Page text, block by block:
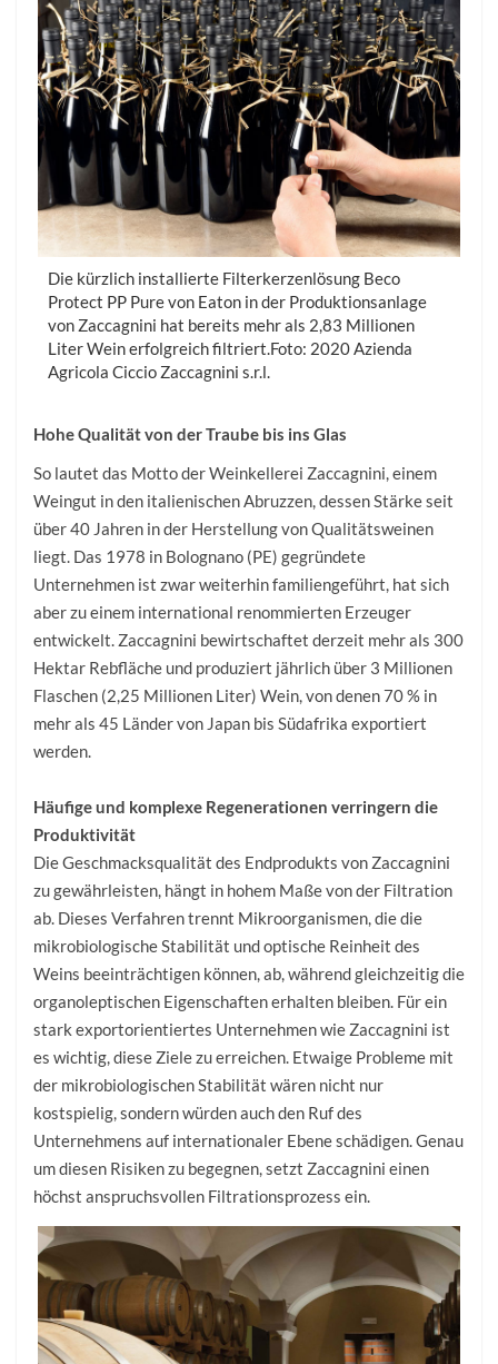
Die kürzlich installierte Filterkerzenlösung Beco
Protect PP Pure von Eaton in der Produktionsanlage
von Zaccagnini hat bereits mehr als 2,83 Millionen
Liter Wein erfolgreich filtriert.Foto: 2020 Azienda
Agricola Ciccio Zaccagnini s.r.l.
Hohe Qualität von der Traube bis ins Glas
So lautet das Motto der Weinkellerei Zaccagnini, einem
Weingut in den italienischen Abruzzen, dessen Stärke seit
über 40 Jahren in der Herstellung von Qualitätsweinen
liegt. Das 1978 in Bolognano (PE) gegründete
Unternehmen ist zwar weiterhin familiengeführt, hat sich
aber zu einem international renommierten Erzeuger
entwickelt. Zaccagnini bewirtschaftet derzeit mehr als 300
Hektar Rebfläche und produziert jährlich über 3 Millionen
Flaschen (2,25 Millionen Liter) Wein, von denen 70 % in
mehr als 45 Länder von Japan bis Südafrika exportiert
werden.
Häufige und komplexe Regenerationen verringern die
Produktivität
Die Geschmacksqualität des Endprodukts von Zaccagnini
zu gewährleisten, hängt in hohem Maße von der Filtration
ab. Dieses Verfahren trennt Mikroorganismen, die die
mikrobiologische Stabilität und optische Reinheit des
Weins beeinträchtigen können, ab, während gleichzeitig die
organoleptischen Eigenschaften erhalten bleiben. Für ein
stark exportorientiertes Unternehmen wie Zaccagnini ist
es wichtig, diese Ziele zu erreichen. Etwaige Probleme mit
der mikrobiologischen Stabilität wären nicht nur
kostspielig, sondern würden auch den Ruf des
Unternehmens auf internationaler Ebene schädigen. Genau
um diesen Risiken zu begegnen, setzt Zaccagnini einen
höchst anspruchsvollen Filtrationsprozess ein.